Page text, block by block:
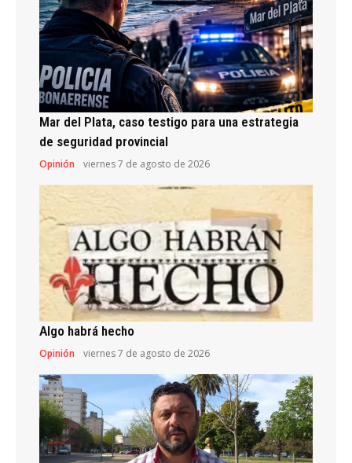
Mar del Plata, caso testigo para una estrategia
de seguridad provincial
Opinión viernes 7 de agosto de 2026
Algo habrá hecho
Opinión viernes 7 de agosto de 2026